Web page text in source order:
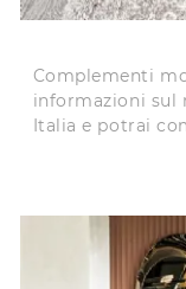
Complementi
informazioni sul
Italia e potrai